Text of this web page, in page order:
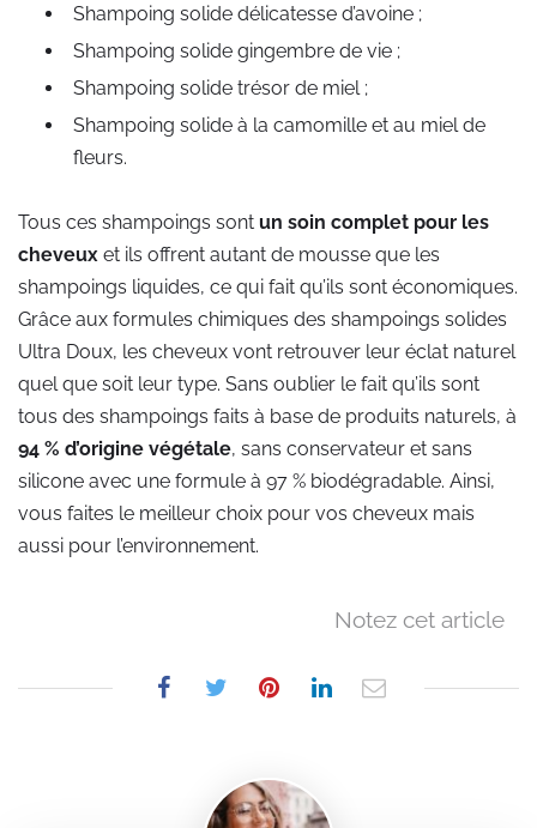
Shampoing solide délicatesse d’avoine ;
Shampoing solide gingembre de vie ;
Shampoing solide trésor de miel ;
Shampoing solide à la camomille et au miel de
fleurs.
Tous ces shampoings sont un soin complet pour les
cheveux et ils offrent autant de mousse que les
shampoings liquides, ce qui fait qu’ils sont économiques.
Grâce aux formules chimiques des shampoings solides
Ultra Doux, les cheveux vont retrouver leur éclat naturel
quel que soit leur type. Sans oublier le fait qu’ils sont
tous des shampoings faits à base de produits naturels, à
94 % d’origine végétale, sans conservateur et sans
silicone avec une formule à 97 % biodégradable. Ainsi,
vous faites le meilleur choix pour vos cheveux mais
aussi pour l’environnement.
Notez cet article